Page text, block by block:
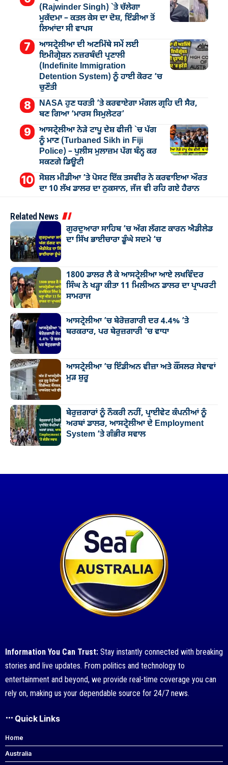
(Rajwinder Singh) `ਤੇ ਚੱਲੇਗਾ
ਮੁੁਕੱਦਮਾ – ਕਤਲ ਕੇਸ ਦਾ ਦੋਸ਼, ਇੰਡੀਆ ਤੋਂ
ਲਿਆਂਦਾ ਸੀ ਵਾਪਸ
ਆਸਟ੍ਰੇਲੀਆ ਦੀ ਅਣਮਿੱਥੇ ਸਮੇਂ ਲਈ
ਇਮੀਗ੍ਰੇਸ਼ਨ ਨਜ਼ਰਬੰਦੀ ਪ੍ਰਣਾਲੀ
(Indefinite Immigration
Detention System) ਨੂੰ ਹਾਈ ਕੋਰਟ ’ਚ
ਚੁਣੌਤੀ
NASA ਹੁਣ ਧਰਤੀ ’ਤੇ ਕਰਵਾਏਗਾ ਮੰਗਲ ਗ੍ਰਹਿ ਦੀ ਸੈਰ,
ਬਣ ਗਿਆ ‘ਮਾਰਸ ਸਿਮੁਲੇਟਰ’
ਆਸਟ੍ਰੇਲੀਆ ਨੇੜੇ ਟਾਪੂ ਦੇਸ਼ ਫੀਜੀ `ਚ ਪੱਗ
ਨੂੰ ਮਾਣ (Turbaned Sikh in Fiji
Police) – ਪੁਲੀਸ ਮੁਲਾਜ਼ਮ ਪੱਗ ਬੰਨ੍ਹ ਕਰ
ਸਕਣਗੇ ਡਿਊਟੀ
ਸੋਸ਼ਲ ਮੀਡੀਆ ’ਤੇ ਪੋਸਟ ਇੱਕ ਤਸਵੀਰ ਨੇ ਕਰਵਾਇਆ ਔਰਤ
ਦਾ 10 ਲੱਖ ਡਾਲਰ ਦਾ ਨੁਕਸਾਨ, ਜੱਜ ਵੀ ਰਹਿ ਗਏ ਹੈਰਾਨ
Related News
ਗੁਰਦੁਆਰਾ ਸਾਹਿਬ ’ਚ ਅੱਗ ਲੱਗਣ ਕਾਰਨ ਐਡੀਲੇਡ
ਦਾ ਸਿੱਖ ਭਾਈਚਾਰਾ ਡੂੰਘੇ ਸਦਮੇ ’ਚ
1800 ਡਾਲਰ ਲੈ ਕੇ ਆਸਟ੍ਰੇਲੀਆ ਆਏ ਲਖਵਿੰਦਰ
ਸਿੰਘ ਨੇ ਖੜ੍ਹਾ ਕੀਤਾ 11 ਮਿਲੀਅਨ ਡਾਲਰ ਦਾ ਪ੍ਰਾਪਰਟੀ
ਸਾਮਰਾਜ
ਆਸਟ੍ਰੇਲੀਆ ’ਚ ਬੇਰੋਜ਼ਗਾਰੀ ਦਰ 4.4% ’ਤੇ
ਬਰਕਰਾਰ, ਪਰ ਬੇਰੁਜ਼ਗਾਰੀ ’ਚ ਵਾਧਾ
ਆਸਟ੍ਰੇਲੀਆ ’ਚ ਇੰਡੀਅਨ ਵੀਜ਼ਾ ਅਤੇ ਕੌਂਸਲਰ ਸੇਵਾਵਾਂ
ਮੁੜ ਸ਼ੁਰੂ
ਬੇਰੁਜ਼ਗਾਰਾਂ ਨੂੰ ਨੌਕਰੀ ਨਹੀਂ, ਪ੍ਰਾਈਵੇਟ ਕੰਪਨੀਆਂ ਨੂੰ
ਅਰਬਾਂ ਡਾਲਰ, ਆਸਟ੍ਰੇਲੀਆ ਦੇ Employment
System ’ਤੇ ਗੰਭੀਰ ਸਵਾਲ
Information You Can Trust: Stay instantly connected with breaking
stories and live updates. From politics and technology to
entertainment and beyond, we provide real-time coverage you can
rely on, making us your dependable source for 24/7 news.
Quick Links
Home
Australia